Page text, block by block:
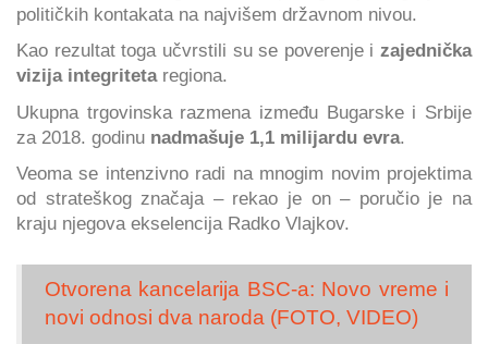
političkih kontakata na najvišem državnom nivou.
Kao rezultat toga učvrstili su se poverenje i zajednička
vizija integritetaregiona.
Ukupna trgovinska razmena između Bugarske i Srbije
za 2018. godinu nadmašuje 1,1 milijardu evra.
Veoma se intenzivno radi na mnogim novim projektima
od strateškog značaja – rekao je on – poručio je na
kraju njegova ekselencija Radko Vlajkov.
Otvorena kancelarija BSC-a: Novo vreme i
novi odnosi dva naroda (FOTO, VIDEO)